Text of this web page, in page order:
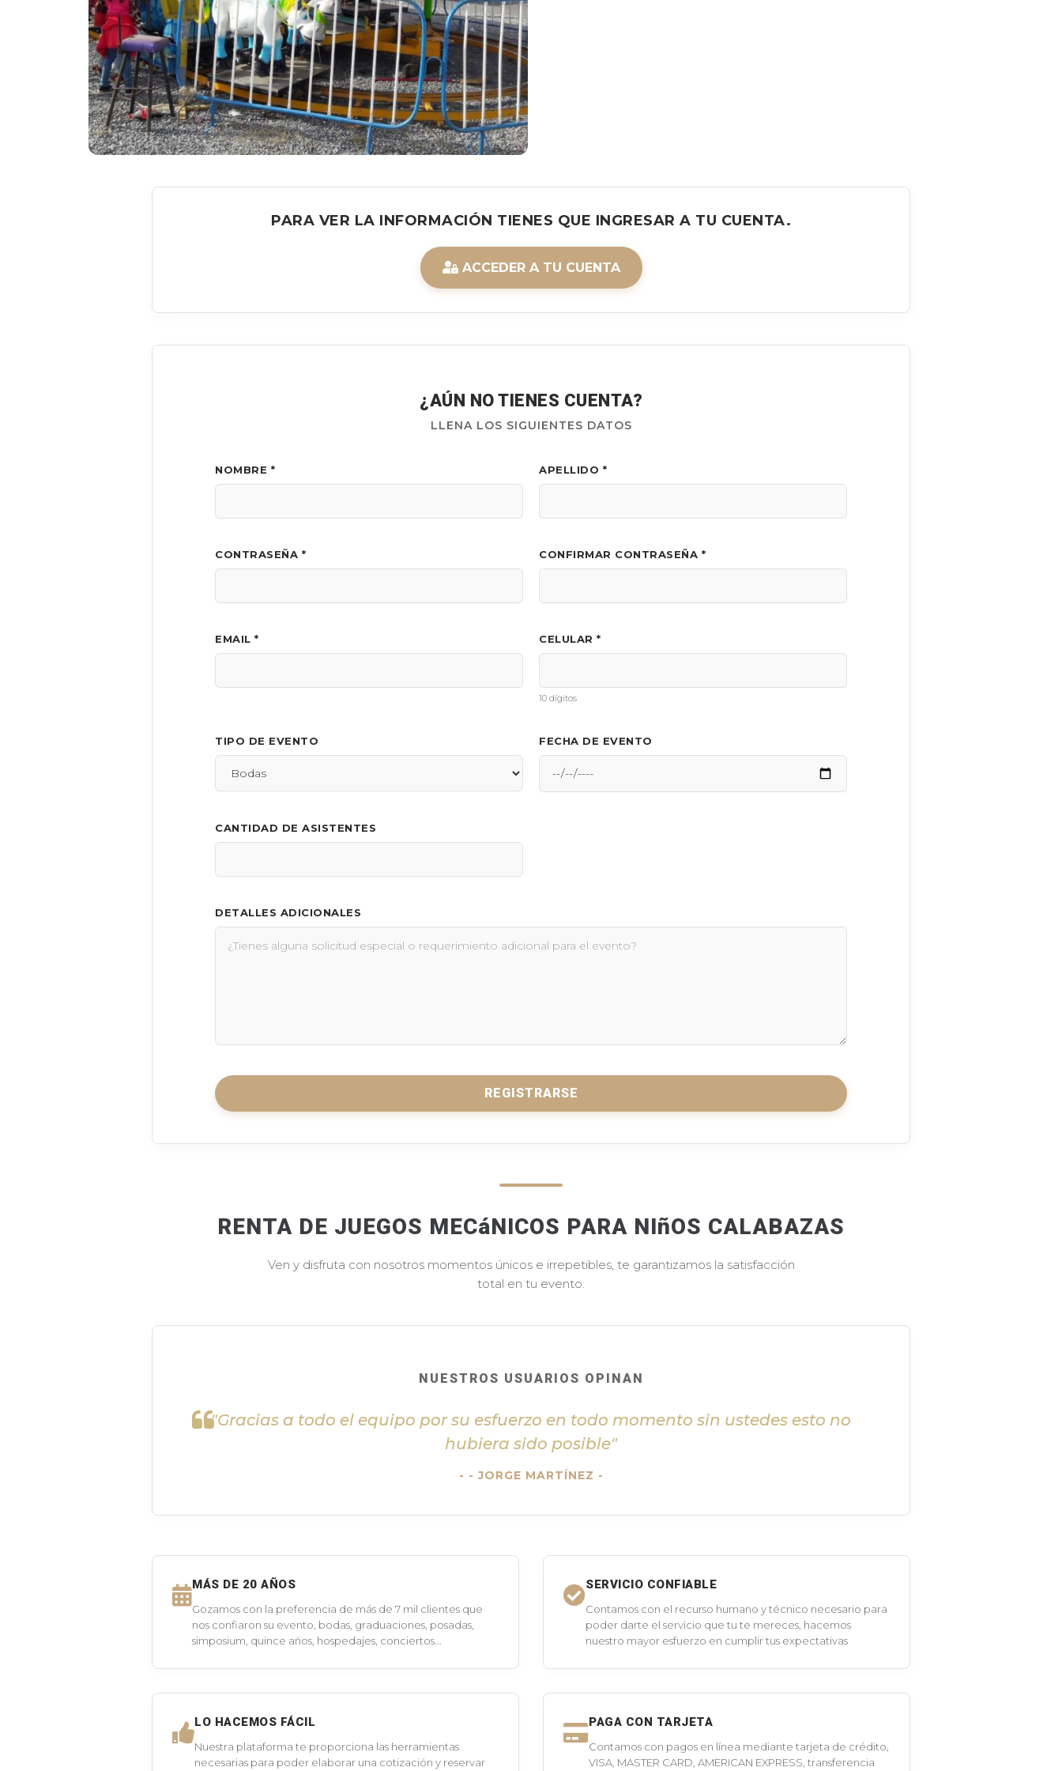
PARA VER LA INFORMACIÓN TIENES QUE INGRESAR A TU CUENTA.
ACCEDER A TU CUENTA
¿AÚN NO TIENES CUENTA?
LLENA LOS SIGUIENTES DATOS
NOMBRE * APELLIDO *
CONTRASEÑA * CONFIRMAR CONTRASEÑA *
EMAIL * CELULAR *
10 dígitos
TIPO DE EVENTO FECHA DE EVENTO
CANTIDAD DE ASISTENTES
DETALLES ADICIONALES
REGISTRARSE
RENTA DE JUEGOS MECáNICOS PARA NIñOS CALABAZAS
Ven y disfruta con nosotros momentos únicos e irrepetibles, te garantizamos la satisfacción
total en tu evento.
NUESTROS USUARIOS OPINAN
"Gracias a todo el equipo por su esfuerzo en todo momento sin ustedes esto no
hubiera sido posible"
- JORGE MARTÍNEZ -
MÁS DE 20 AÑOS
Gozamos con la preferencia de más de 7 mil clientes que
nos confiaron su evento, bodas, graduaciones, posadas,
simposium, quince años, hospedajes, conciertos...
SERVICIO CONFIABLE
Contamos con el recurso humano y técnico necesario para
poder darte el servicio que tu te mereces, hacemos
nuestro mayor esfuerzo en cumplir tus expectativas
LO HACEMOS FÁCIL
Nuestra plataforma te proporciona las herramientas
necesarias para poder elaborar una cotización y reservar
PAGA CON TARJETA
Contamos con pagos en línea mediante tarjeta de crédito,
VISA, MASTER CARD, AMERICAN EXPRESS, transferencia